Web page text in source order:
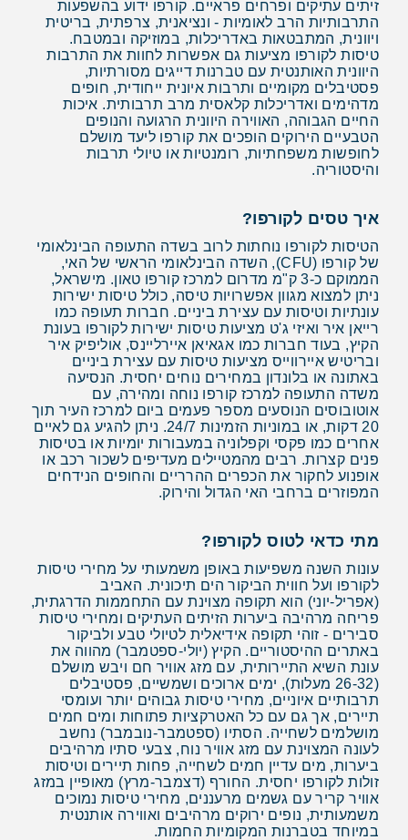
זיתים עתיקים ופרחים פראיים. קורפו ידוע בהשפעות
התרבותיות הרב לאומיות - ונציאנית, צרפתית, בריטית
ויוונית, המתבטאות באדריכלות, במוזיקה ובמטבח.
טיסות לקורפו מציעות גם אפשרות לחוות את התרבות
היוונית האותנטית עם טברנות דייגים מסורתיות,
פסטיבלים מקומיים ותרבות איונית ייחודית, חופים
מדהימים ואדריכלות קלאסית מרב תרבותית. איכות
החיים הגבוהה, האווירה היוונית הרגועה והנופים
הטבעיים הירוקים הופכים את קורפו ליעד מושלם
לחופשות משפחתיות, רומנטיות או טיולי תרבות
והיסטוריה.
איך טסים לקורפו?
הטיסות לקורפו נוחתות לרוב בשדה התעופה הבינלאומי
של קורפו (CFU), השדה הבינלאומי הראשי של האי,
הממוקם כ-3 ק"מ מדרום למרכז קורפו טאון. מישראל,
ניתן למצוא מגוון אפשרויות טיסה, כולל טיסות ישירות
עונתיות וטיסות עם עצירת ביניים. חברות תעופה כמו
רייאן איר ואיזי ג'ט מציעות טיסות ישירות לקורפו בעונת
הקיץ, בעוד חברות כמו אגאיאן איירליינס, אוליפיק איר
ובריטיש איירווייס מציעות טיסות עם עצירת ביניים
באתונה או בלונדון במחירים נוחים יחסית. הנסיעה
משדה התעופה למרכז קורפו נוחה ומהירה, עם
אוטובוסים הנוסעים מספר פעמים ביום למרכז העיר תוך
20 דקות, או במוניות הזמינות 24/7. ניתן להגיע גם לאיים
אחרים כמו פקסי וקפלוניה במעבורות יומיות או בטיסות
פנים קצרות. רבים מהמטיילים מעדיפים לשכור רכב או
אופנוע לחקור את הכפרים ההרריים והחופים הנידחים
המפוזרים ברחבי האי הגדול והירוק.
מתי כדאי לטוס לקורפו?
עונות השנה משפיעות באופן משמעותי על מחירי טיסות
לקורפו ועל חווית הביקור הים תיכונית. האביב
(אפריל-יוני) הוא תקופה מצוינת עם התחממות הדרגתית,
פריחה מרהיבה ביערות הזיתים העתיקים ומחירי טיסות
סבירים - זוהי תקופה אידיאלית לטיולי טבע ולביקור
באתרים ההיסטוריים. הקיץ (יולי-ספטמבר) מהווה את
עונת השיא התיירותית, עם מזג אוויר חם ויבש מושלם
(26-32 מעלות), ימים ארוכים ושמשיים, פסטיבלים
תרבותיים איוניים, מחירי טיסות גבוהים יותר ועומסי
תיירים, אך גם עם כל האטרקציות פתוחות ומים חמים
מושלמים לשחייה. הסתיו (ספטמבר-נובמבר) נחשב
לעונה המצוינת עם מזג אוויר נוח, צבעי סתיו מרהיבים
ביערות, מים עדיין חמים לשחייה, פחות תיירים וטיסות
זולות לקורפו יחסית. החורף (דצמבר-מרץ) מאופיין במזג
אוויר קריר עם גשמים מרעננים, מחירי טיסות נמוכים
משמעותית, נופים ירוקים מרהיבים ואווירה אותנטית
במיוחד בטברנות המקומיות החמות.